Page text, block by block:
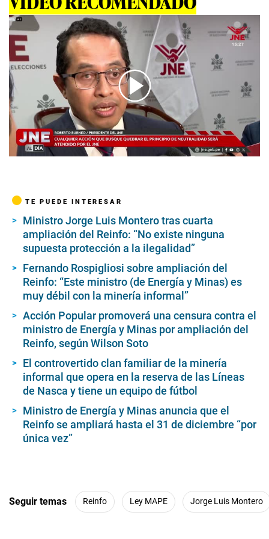
00:00/01:26
TE PUEDE INTERESAR
Ministro Jorge Luis Montero tras cuarta
ampliación del Reinfo: “No existe ninguna
supuesta protección a la ilegalidad”
Fernando Rospigliosi sobre ampliación del
Reinfo: “Este ministro (de Energía y Minas) es
muy débil con la minería informal”
Acción Popular promoverá una censura contra el
ministro de Energía y Minas por ampliación del
Reinfo, según Wilson Soto
El controvertido clan familiar de la minería
informal que opera en la reserva de las Líneas
de Nasca y tiene un equipo de fútbol
Ministro de Energía y Minas anuncia que el
Reinfo se ampliará hasta el 31 de diciembre “por
única vez”
Seguir temas Reinfo Ley MAPE Jorge Luis Montero